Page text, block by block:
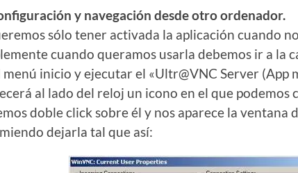
y navegación desde otro ordenador.
sólo tener activada la aplicación cuando
cuando queramos usarla debemos ir a la
menú inicio y ejecutar el «Ultr@VNC Server (App
al lado del reloj un icono en el que podemos
doble click sobre él y nos aparece la ventana
dejarla tal que así: